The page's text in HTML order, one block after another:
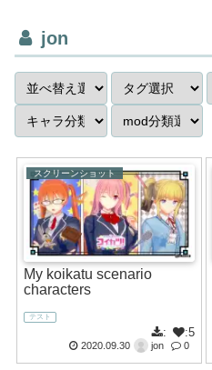
jon
スクリーンショット
My koikatu scenario
characters
テスト
: :5
2020.09.30 jon 0